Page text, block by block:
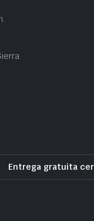
Entrega gratuita